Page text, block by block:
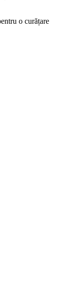
o curățare